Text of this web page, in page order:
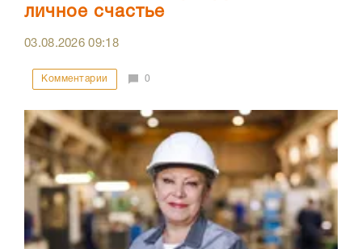
личное счастье
03.08.202609:18
Комментарии 0